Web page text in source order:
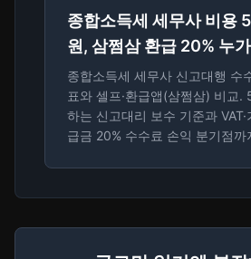
종합소득세 세무사 비용
원, 삼쩜삼 환급 20% 누
종합소득세 세무사 신고대행 수
표와 셀프·환급앱(삼쩜삼) 비교.
하는 신고대리 보수 기준과
급금 20% 수수료 손익 분기점까